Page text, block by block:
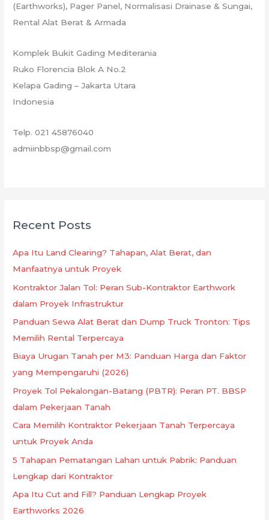
(Earthworks), Pager Panel, Normalisasi Drainase & Sungai,
Rental Alat Berat & Armada
Komplek Bukit Gading Mediterania
Ruko Florencia Blok A No.2
Kelapa Gading – Jakarta Utara
Indonesia
Telp. 021 45876040
admiinbbsp@gmail.com
Recent Posts
Apa Itu Land Clearing? Tahapan, Alat Berat, dan
Manfaatnya untuk Proyek
Kontraktor Jalan Tol: Peran Sub-Kontraktor Earthwork
dalam Proyek Infrastruktur
Panduan Sewa Alat Berat dan Dump Truck Tronton: Tips
Memilih Rental Terpercaya
Biaya Urugan Tanah per M3: Panduan Harga dan Faktor
yang Mempengaruhi (2026)
Proyek Tol Pekalongan-Batang (PBTR): Peran PT. BBSP
dalam Pekerjaan Tanah
Cara Memilih Kontraktor Pekerjaan Tanah Terpercaya
untuk Proyek Anda
5 Tahapan Pematangan Lahan untuk Pabrik: Panduan
Lengkap dari Kontraktor
Apa Itu Cut and Fill? Panduan Lengkap Proyek
Earthworks 2026